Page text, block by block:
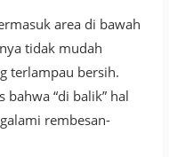
area di bawah
tidak mudah
terlampau bersih.
bahwa “di balik” hal
rembesan-